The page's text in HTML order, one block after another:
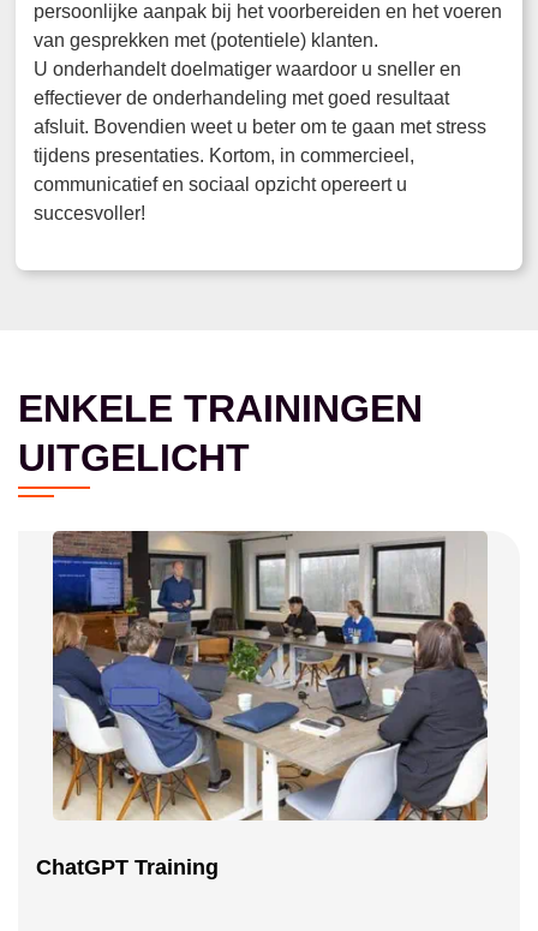
persoonlijke aanpak bij het voorbereiden en het voeren
van gesprekken met (potentiele) klanten.
U onderhandelt doelmatiger waardoor u sneller en
effectiever de onderhandeling met goed resultaat
afsluit. Bovendien weet u beter om te gaan met stress
tijdens presentaties. Kortom, in commercieel,
communicatief en sociaal opzicht opereert u
succesvoller!
ENKELE TRAININGEN
UITGELICHT
ChatGPT Training